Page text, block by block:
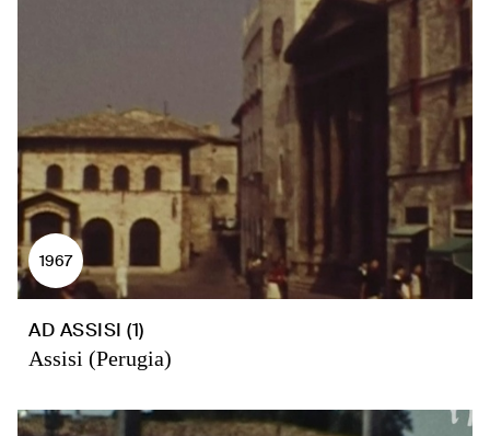
1967
AD ASSISI (1)
Assisi (Perugia)